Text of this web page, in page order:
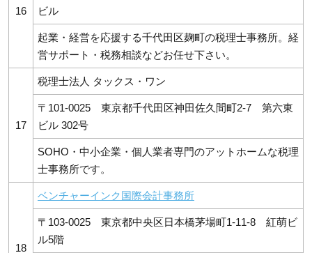
16
ビル
起業・経営を応援する千代田区麹町の税理士事務所。経
営サポート・税務相談などお任せ下さい。
17
税理士法人 タックス・ワン
〒101-0025 東京都千代田区神田佐久間町2-7 第六東
ビル 302号
SOHO・中小企業・個人業者専門のアットホームな税理
士事務所です。
18
ベンチャーインク国際会計事務所
〒103-0025 東京都中央区日本橋茅場町1-11-8 紅萌ビ
ル5階